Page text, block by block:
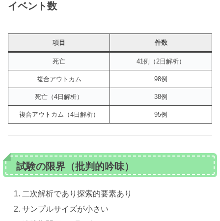
イベント数
項目 件数
死亡 41例（2日解析）
複合アウトカム 98例
死亡（4日解析） 38例
複合アウトカム（4日解析） 95例
試験の限界（批判的吟味）
二次解析であり探索的要素あり
サンプルサイズが小さい